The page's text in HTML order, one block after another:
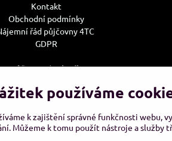
Kontakt
Obchodní podmínky
řád půjčovny 4TC
GDPR
Může se Vám hodit:
Doprava
velikostí oděvů bot a rukavic
nosností vázacích prostředků
používáme
k zajištění správné funkčnosti webu,
Můžeme k tomu použít nástroje a služby